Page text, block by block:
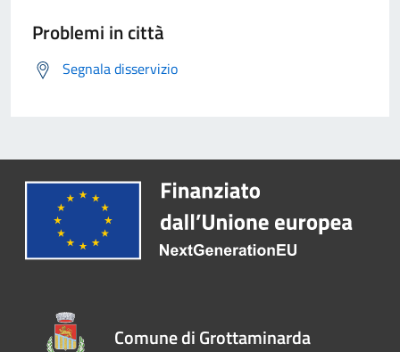
Problemi in città
Segnala disservizio
Comune di Grottaminarda